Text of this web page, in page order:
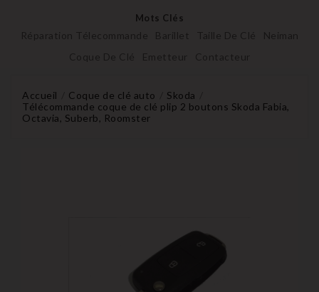
Mots Clés
Réparation Télecommande Barillet Taille De Clé
Neiman
Coque De Clé
Emetteur Contacteur
Accueil Coque de clé auto
Skoda
Télécommande coque de clé plip 2 boutons Skoda Fabia,
Octavia, Suberb, Roomster